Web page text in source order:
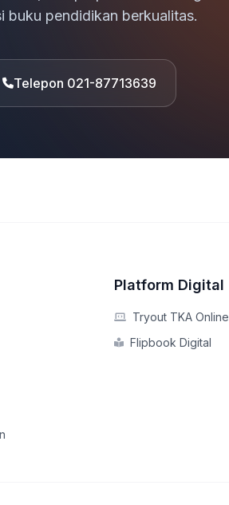
buku pendidikan berkualitas.
Telepon 021-87713639
Platform Digital
Tryout TKA Online
Flipbook Digital